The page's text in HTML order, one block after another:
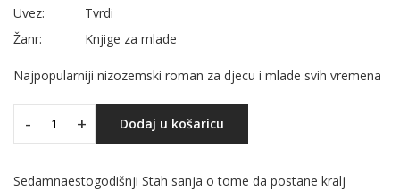
Uvez:
Tvrdi
Žanr:
Knjige za mlade
Najpopularniji nizozemski roman za djecu i mlade svih vremena
- + Dodaj u košaricu
Sedamnaestogodišnji Stah sanja o tome da postane kralj